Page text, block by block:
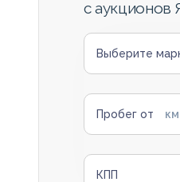
с аукционов
Выберите
Пробег от
КПП